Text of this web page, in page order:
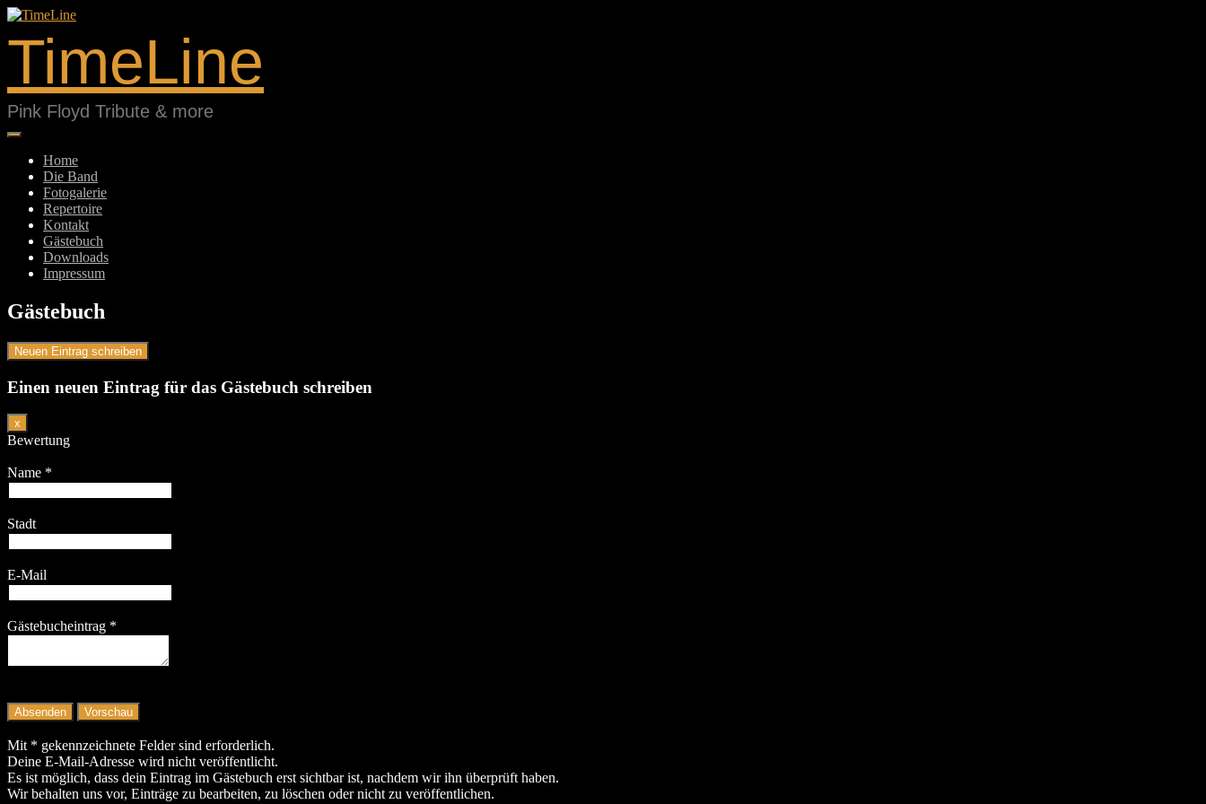
Springe
Inhalt
TimeLine
Pink Floyd Tribute & more
Home
Die Band
Fotogalerie
Repertoire
Kontakt
Gästebuch
Downloads
Impressum
Gästebuch
Einen neuen Eintrag für das Gästebuch schreiben
x
Formular
ausblenden
Bewertung
Name *
Stadt
E-Mail
Gästebucheintrag *
Mit * gekennzeichnete Felder sind erforderlich.
Deine E-Mail-Adresse wird nicht veröffentlicht.
Es ist möglich, dass dein Eintrag im Gästebuch erst sichtbar ist, nachdem wir ihn überprüft haben.
Wir behalten uns vor, Einträge zu bearbeiten, zu löschen oder nicht zu veröffentlichen.